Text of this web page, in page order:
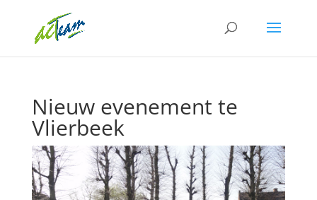
Nieuw evenement te
Vlierbeek